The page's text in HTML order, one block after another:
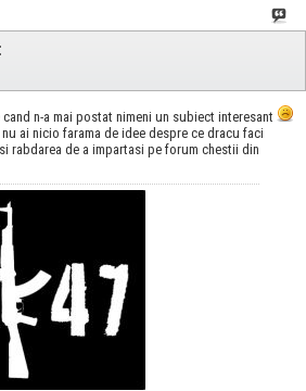
n-a mai postat nimeni un subiect interesant
ai nicio farama de idee despre ce dracu faci
rabdarea de a impartasi pe forum chestii din